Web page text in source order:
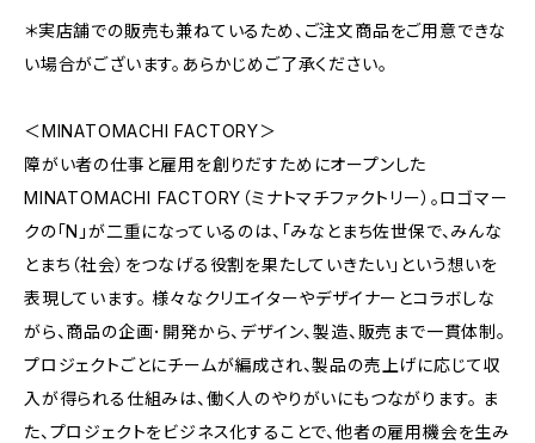
＊実店舗での販売も兼ねているため、ご注文商品をご用意できな
い場合がございます。あらかじめご了承ください。
＜MINATOMACHI FACTORY＞
障がい者の仕事と雇用を創りだすためにオープンした
MINATOMACHI FACTORY（ミナトマチファクトリー）。ロゴマー
クの「N」が二重になっているのは、「みなとまち佐世保で、みんな
とまち（社会）をつなげる役割を果たしていきたい」という想いを
表現しています。 様々なクリエイターやデザイナーとコラボしな
がら、商品の企画･開発から、デザイン、製造、販売まで一貫体制。
プロジェクトごとにチームが編成され、製品の売上げに応じて収
入が得られる仕組みは、働く人のやりがいにもつながります。 ま
た、プロジェクトをビジネス化することで、他者の雇用機会を生み